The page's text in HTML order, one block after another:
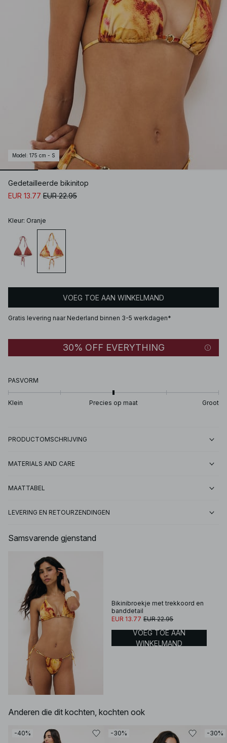
Model : 175 cm - S
Gedetailleerde bikinitop
EUR 13.77 EUR 22.95
Kleur: Oranje
VOEG TOE AAN WINKELMAND
Gratis levering naar Nederland binnen 3-5 werkdagen*
30% OFF EVERYTHING
PASVORM
Klein Precies op maat Groot
PRODUCTOMSCHRIJVING
MATERIALS AND CARE
MAATTABEL
LEVERING EN RETOURZENDINGEN
Samsvarende gjenstand
Bikinibroekje met trekkoord en
banddetail
EUR 13.77 EUR 22.95
VOEG TOE AAN
WINKELMAND
Anderen die dit kochten, kochten ook
-40% -30% -30%